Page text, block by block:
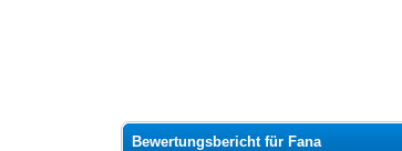
Bewertungsbericht für Fana